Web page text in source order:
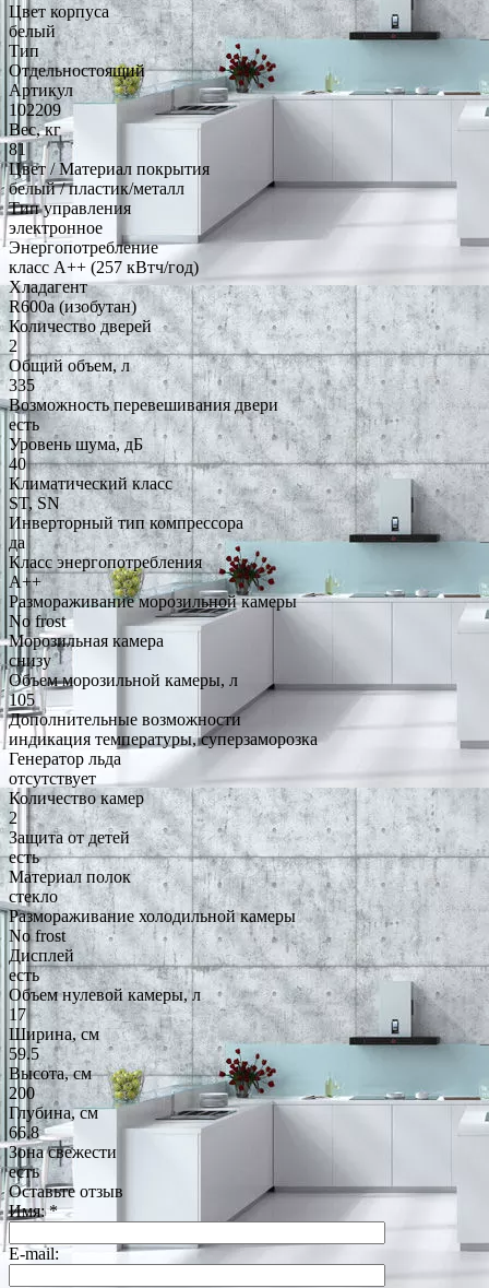
Цвет корпуса
белый
Тип
Отдельностоящий
Артикул
102209
Вес, кг
81
Цвет / Материал покрытия
белый / пластик/металл
Тип управления
электронное
Энергопотребление
класс A++ (257 кВтч/год)
Хладагент
R600a (изобутан)
Количество дверей
2
Общий объем, л
335
Возможность перевешивания двери
есть
Уровень шума, дБ
40
Климатический класс
ST, SN
Инверторный тип компрессора
да
Класс энергопотребления
A++
Размораживание морозильной камеры
No frost
Морозильная камера
снизу
Объем морозильной камеры, л
105
Дополнительные возможности
индикация температуры, суперзаморозка
Генератор льда
отсутствует
Количество камер
2
Защита от детей
есть
Материал полок
стекло
Размораживание холодильной камеры
No frost
Дисплей
есть
Объем нулевой камеры, л
17
Ширина, см
59.5
Высота, см
200
Глубина, см
66.8
Зона свежести
есть
Оставьте отзыв
Имя:*
E-mail: